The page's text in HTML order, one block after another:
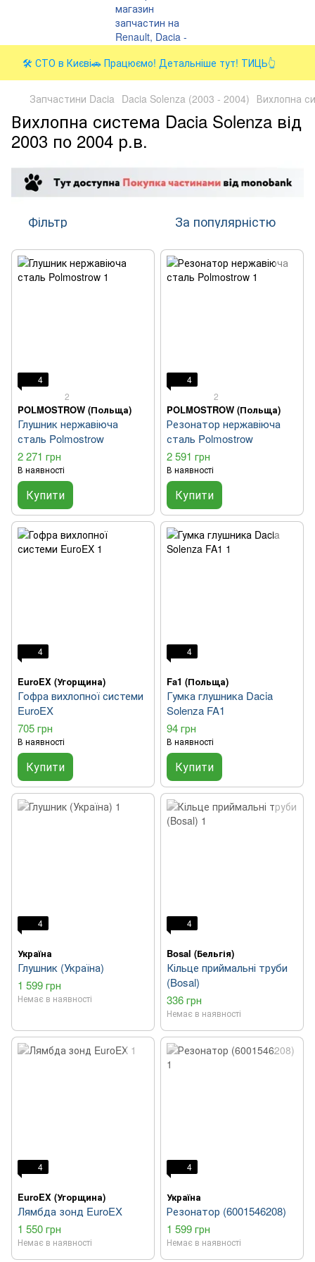
🛠️ СТО в Києві🚗 Працюємо! Детальніше тут! ТИЦЬ👆
Запчастини Dacia Dacia Solenza (2003 - 2004) Вихлопна
Вихлопна система Dacia Solenza від
2003 по 2004 р.в.
Фільтр За популярністю
4
2
POLMOSTROW (Польща)
Глушник нержавіюча
сталь Polmostrow
2 271 грн
В наявності
Купити
4
2
POLMOSTROW (Польща)
Резонатор нержавіюча
сталь Polmostrow
2 591 грн
В наявності
Купити
4
EuroEX (Угорщина)
Гофра вихлопної системи
EuroEX
705 грн
В наявності
Купити
4
Fa1 (Польща)
Гумка глушника Dacia
Solenza FA1
94 грн
В наявності
Купити
4
Україна
Глушник (Україна)
1 599 грн
Немає в наявності
4
Bosal (Бельгія)
Кільце приймальні труби
(Bosal)
336 грн
Немає в наявності
4
EuroEX (Угорщина)
Лямбда зонд EuroEX
1 550 грн
Немає в наявності
4
Україна
Резонатор (6001546208)
1 599 грн
Немає в наявності